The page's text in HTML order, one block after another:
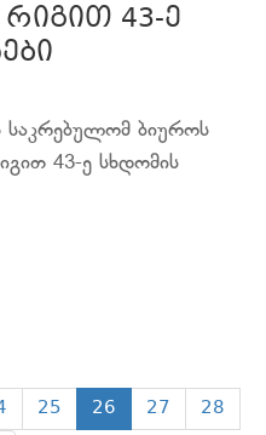
43-ე
საკრებულომ ბიუროს
43-ე სხდომის
25 26 27
28